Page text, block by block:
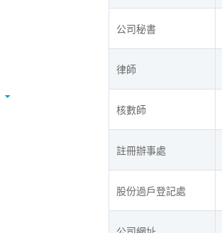
公司秘書
律師
核數師
註冊辦事處
股份過戶登記處